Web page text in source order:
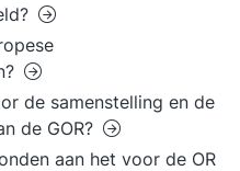
de samenstelling en de
de GOR?
aan het voor de OR